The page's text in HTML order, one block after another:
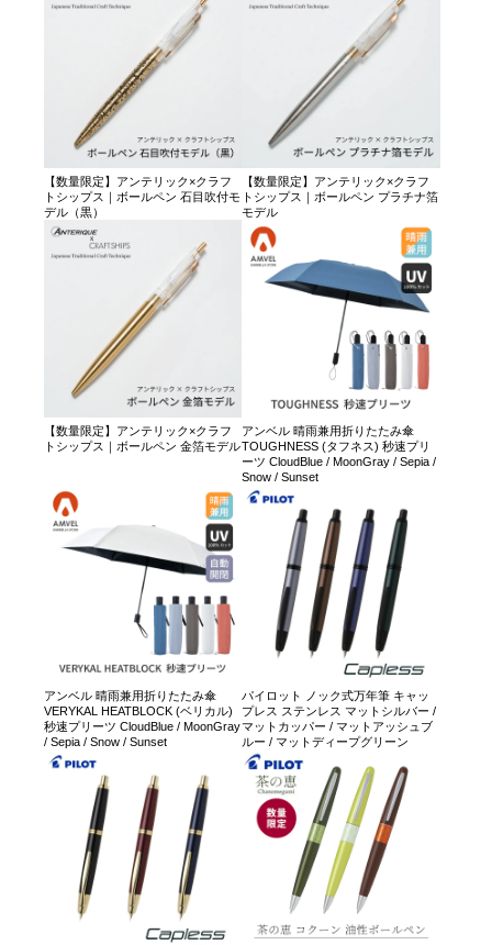
【数量限定】アンテリック×クラフ
トシップス｜ボールペン 石目吹付モ
デル（黒）
【数量限定】アンテリック×クラフ
トシップス｜ボールペン プラチナ箔
モデル
【数量限定】アンテリック×クラフ
トシップス｜ボールペン 金箔モデル
アンベル 晴雨兼用折りたたみ傘
TOUGHNESS (タフネス) 秒速プリ
ーツ CloudBlue / MoonGray / Sepia /
Snow / Sunset
アンベル 晴雨兼用折りたたみ傘
VERYKAL HEATBLOCK (ベリカル)
秒速プリーツ CloudBlue / MoonGray
/ Sepia / Snow / Sunset
パイロット ノック式万年筆 キャッ
プレス ステンレス マットシルバー /
マットカッパー / マットアッシュブ
ルー / マットディープグリーン